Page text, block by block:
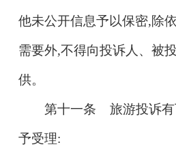
他未公开信息予以保密,除
需要外,不得向投诉人、被
供。
第十一条 旅游投诉有
予受理: